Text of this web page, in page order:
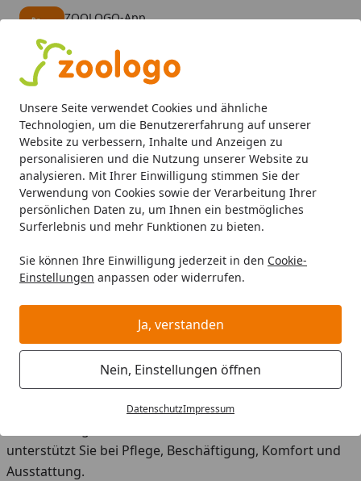
Unsere Seite verwendet Cookies und ähnliche
Technologien, um die Benutzererfahrung auf unserer
Website zu verbessern, Inhalte und Anzeigen zu
personalisieren und die Nutzung unserer Website zu
analysieren. Mit Ihrer Einwilligung stimmen Sie der
Verwendung von Cookies sowie der Verarbeitung Ihrer
persönlichen Daten zu, um Ihnen ein bestmögliches
Surferlebnis und mehr Funktionen zu bieten.
Sie können Ihre Einwilligung jederzeit in den Cookie-
Einstellungen anpassen oder widerrufen.
Ja, verstanden
Nein, Einstellungen öffnen
DatenschutzImpressum
ZOOLOGO-App
Alle Produkte
Mein Konto
Suchen
Beruhigung
Katze Katzenpflege & Schutz Beruhigung
Beruhigung für Katzen bei Zoologo: praktisches
Zubehör, durchdachte Produkte und passende Lösungen
unterstützt Sie bei Pflege, Beschäftigung, Komfort und
Ausstattung.